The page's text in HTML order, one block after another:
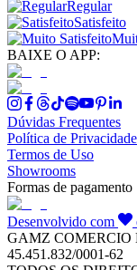
Regular
Satisfeito
BAIXE O APP:
Dúvidas Frequentes
Política de Privacidade
Termos de Uso
Showrooms
Formas de pagamento
Desenvolvido com
GAMZ COMERCIO
45.451.832/0001-62